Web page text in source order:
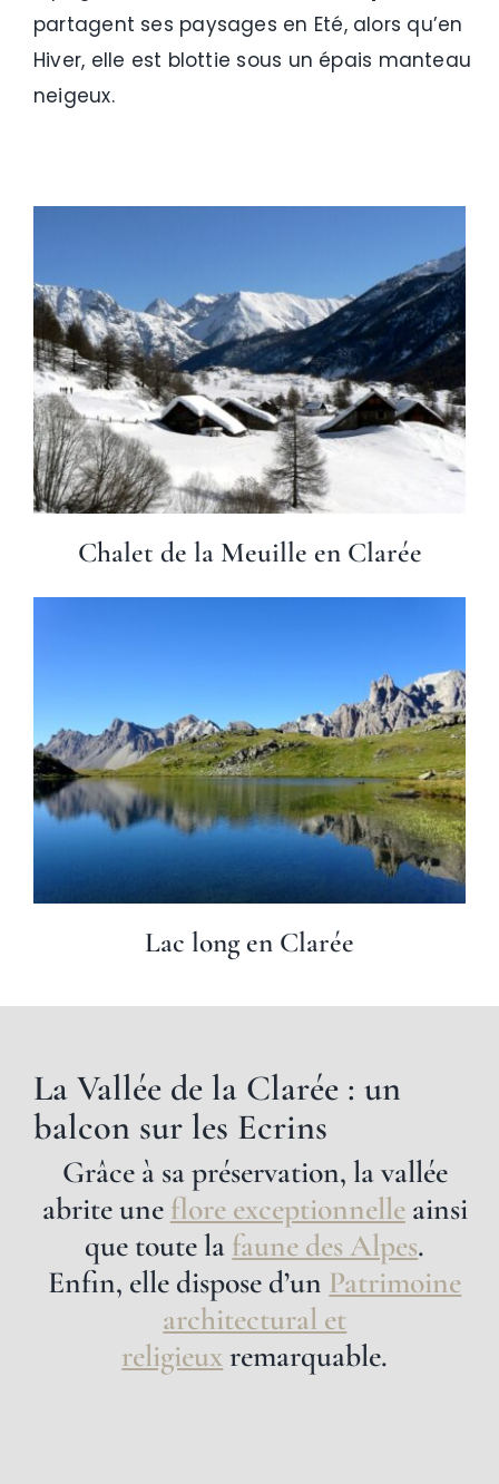
partagent ses paysages en Eté, alors qu’en
Hiver, elle est blottie sous un épais manteau
neigeux.
Chalet de la Meuille en Clarée
Lac long en Clarée
La Vallée de la Clarée : un
balcon sur les Ecrins
Grâce à sa préservation, la vallée
abrite une flore exceptionnelleainsi
que toute la faune des Alpes.
Enfin, elle dispose d’un Patrimoine
architectural et
religieuxremarquable.